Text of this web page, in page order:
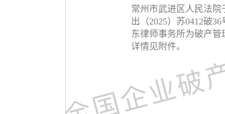
常州市武进区人民法院
出（2025）苏0412破
东律师事务所为破产管
详情见附件。